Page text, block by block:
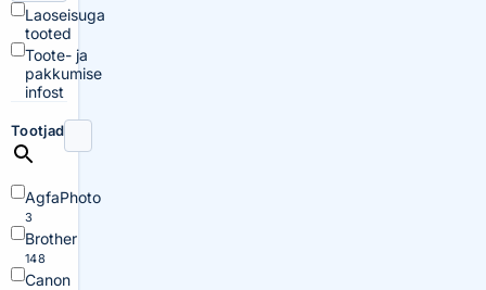
Laoseisuga
tooted
Toote- ja
pakkumise
infost
Tootjad
AgfaPhoto
3
Brother
148
Canon